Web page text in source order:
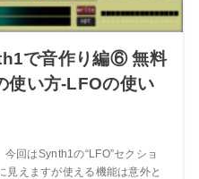
で音作り編⑥ 無料
使い方-LFOの使い
回はSynth1の“LFO”セクショ
見えますが使える機能は意外と